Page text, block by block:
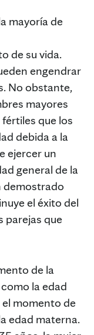
mayoría de
de su vida.
engendrar
No obstante,
mayores
que los
debida a la
ejercer un
general de la
demostrado
el éxito del
parejas que
de la
la edad
el momento de
edad materna.